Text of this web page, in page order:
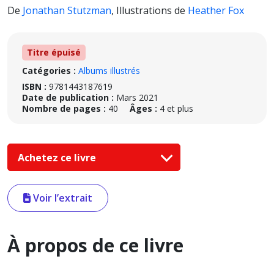
De Jonathan Stutzman, Illustrations de Heather Fox
Titre épuisé
Catégories : Albums illustrés
ISBN : 9781443187619
Date de publication : Mars 2021
Nombre de pages : 40 Âges : 4 et plus
Achetez ce livre
Voir l’extrait
À propos de ce livre